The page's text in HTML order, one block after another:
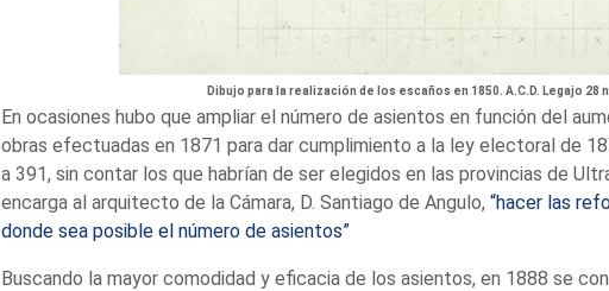
Dibujo para la realización de los escaños en 1850. A.C.D. Legajo 28
En ocasiones hubo que ampliar el número de asientos en función del
obras efectuadas en 1871 para dar cumplimiento a la ley electoral de
a 391, sin contar los que habrían de ser elegidos en las provincias de
encarga al arquitecto de la Cámara, D. Santiago de Angulo, “hacer las
donde sea posible el número de asientos”
Buscando la mayor comodidad y eficacia de los asientos, en 1888 se